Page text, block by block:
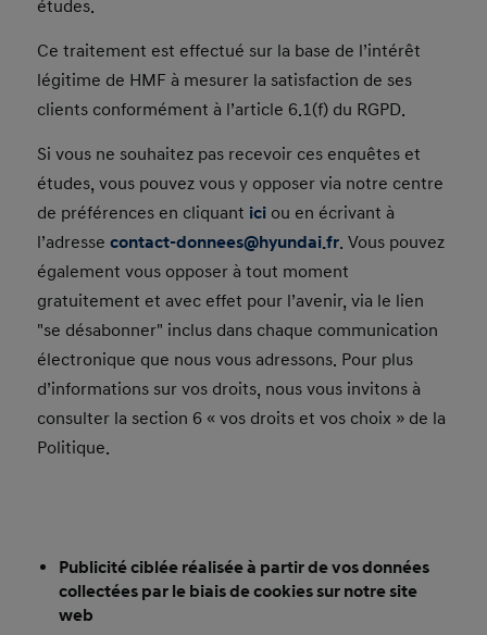
études.
Ce traitement est effectué sur la base de l’intérêt
légitime de HMF à mesurer la satisfaction de ses
clients conformément à l’article 6.1(f) du RGPD.
Si vous ne souhaitez pas recevoir ces enquêtes et
études, vous pouvez vous y opposer via notre centre
de préférences en cliquant ici ou en écrivant à
l’adressecontact-donnees@hyundai.fr. Vous pouvez
également vous opposer à tout moment
gratuitement et avec effet pour l’avenir, via le lien
"se désabonner" inclus dans chaque communication
électronique que nous vous adressons. Pour plus
d’informations sur vos droits, nous vous invitons à
consulter la section 6 « vos droits et vos choix » de la
Politique.
Publicité ciblée réalisée à partir de vos données
collectées par le biais de cookies sur notre site
web